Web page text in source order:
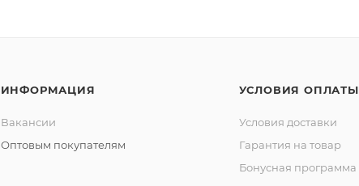
ИНФОРМАЦИЯ
Вакансии
Оптовым покупателям
УСЛОВИЯ ОПЛАТЫ
Условия доставки
Гарантия на товар
Бонусная программа